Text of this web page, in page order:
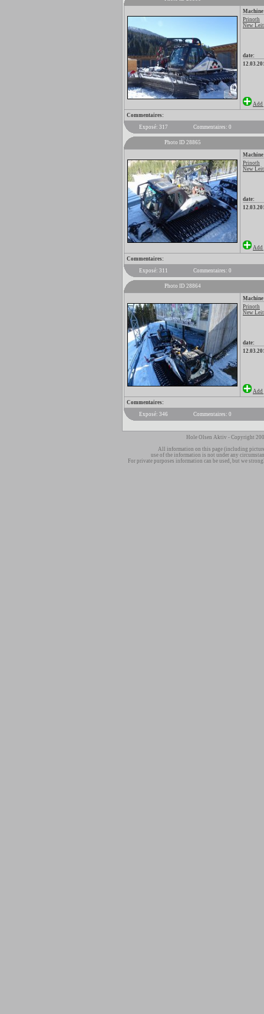
Prinoth
New
date:
Add
Commentaires:
Exposé: 317
Commentaires: 0
Photo ID 28865
Prinoth
New
date:
Add
Commentaires:
Exposé: 311
Commentaires: 0
Photo ID 28864
Prinoth
New
date:
Add
Commentaires:
Exposé: 346
Commentaires: 0
Hole Olsen Aktiv - Copyright
All information on this page (including
use of the information is not under any
For private purposes information can be used, but we